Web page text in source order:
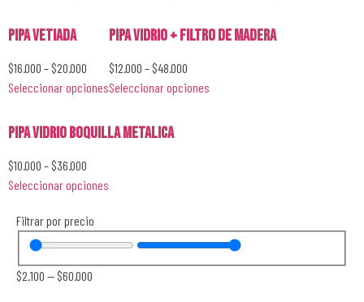
Pipa Vetiada
$16.000 – $20.000
Seleccionar opciones
Pipa Vidrio + Filtro de Madera
$12.000 – $48.000
Seleccionar opciones
Pipa Vidrio Boquilla Metalica
$10.000 – $36.000
Seleccionar opciones
Filtrar por precio
$2.100 — $60.000